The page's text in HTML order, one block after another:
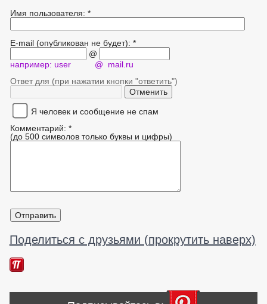
Имя пользователя: *
E-mail (опубликован не будет): *
@
например: user @ mail.ru
Ответ для (при нажатии кнопки "ответить")
Я человек и сообщение не спам
Комментарий: *
(до 500 символов только буквы и цифры)
Поделиться с друзьями (прокрутить наверх)